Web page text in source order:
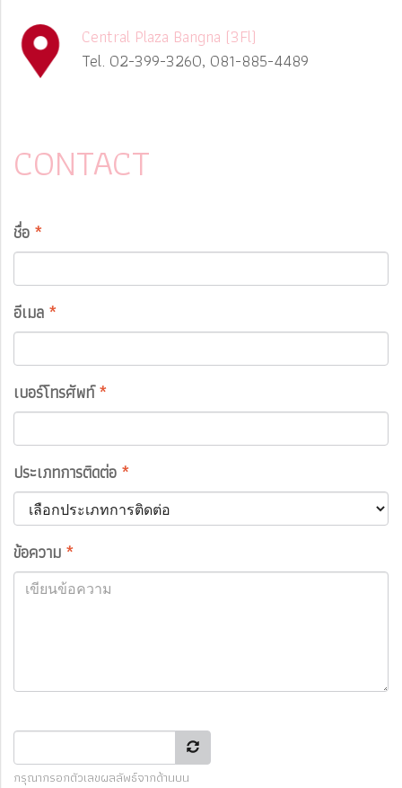
Central Plaza Bangna (3Fl)
Tel. 02-399-3260, 081-885-4489
CONTACT
ชื่อ *
อีเมล *
เบอร์โทรศัพท์*
ประเภทการติดต่อ *
ข้อความ *
กรุณากรอกตัวเลขผลลัพธ์จากด้านบน